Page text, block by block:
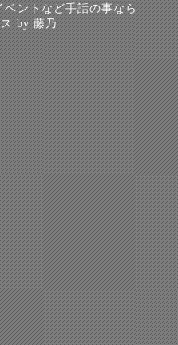
ベントなど手話の事なら
by 藤乃